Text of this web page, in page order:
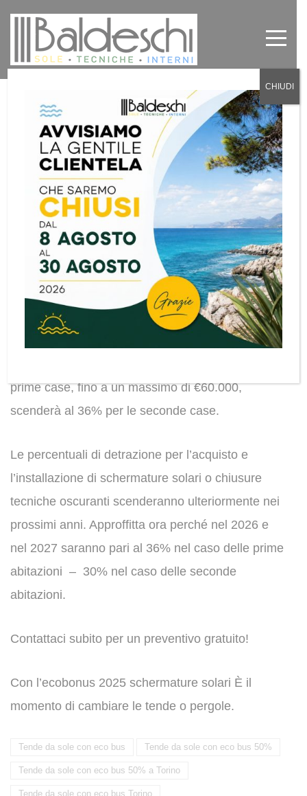
Tende da sole con ecobonus 50% a
Torino
Baldeschi in News 0
Tende da sole con ecobonus 50% a Torino
Per il tuo acquisto di tende da sole e pergole una
buona notizia. Ad oggi rientra nell’Ecobonus come
detrazione IRPEF con percentuali applicabili pari
al 36% o al 50%. Nel 2025 la sostituzione delle
prime case, fino a un massimo di €60.000,
scenderà al 36% per le seconde case.
Le percentuali di detrazione per l’acquisto e
l’installazione di schermature solari o chiusure
tecniche oscuranti scenderanno ulteriormente nei
prossimi anni. Approffitta ora perché nel 2026 e
nel 2027 saranno pari al 36% nel caso delle prime
abitazioni – 30% nel caso delle seconde
abitazioni.
Contattaci subito per un preventivo gratuito!
Con l’ecobonus 2025 schermature solari È il
momento di cambiare le tende o pergole.
Tende da sole con eco bus Tende da sole con eco bus 50%
Tende da sole con eco bus 50% a Torino
Tende da sole con eco bus Torino
CHIUDI